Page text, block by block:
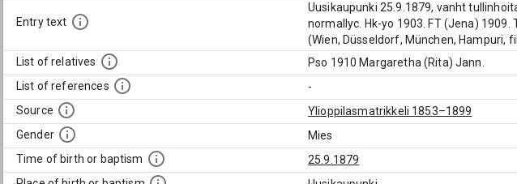
Entry text
Uusikaupunki 25.9.1879, vanht
normallyc. Hk-yo 1903. FT (Jena)
(Wien, Düsseldorf, München, Hampuri,
List of relatives
Pso 1910 Margaretha (Rita) Jann.
List of references
-
Source
Ylioppilasmatrikkeli 1853–1899
Gender
Mies
Time of birth or baptism
25.9.1879